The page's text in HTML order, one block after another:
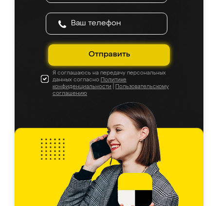
Отправить
Я соглашаюсь на передачу персональных
данных согласно Политике
конфиденциальности
Пользовательскому
соглашению